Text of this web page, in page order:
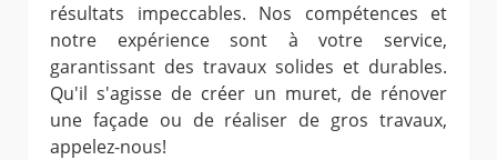
résultats impeccables. Nos compétences et
notre expérience sont à votre service,
garantissant des travaux solides et durables.
Qu'il s'agisse de créer un muret, de rénover
une façade ou de réaliser de gros travaux,
appelez-nous!